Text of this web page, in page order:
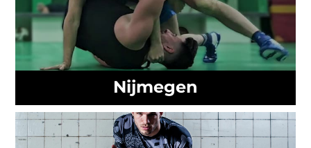
Nijmegen